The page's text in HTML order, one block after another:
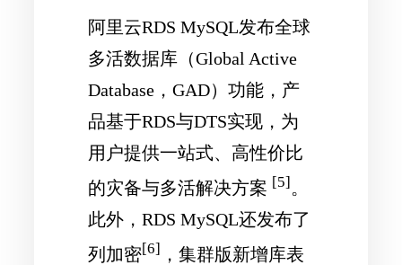
阿里云RDS MySQL发布全球
多活数据库（Global Active
Database，GAD）功能，产
品基于RDS与DTS实现，为
用户提供一站式、高性价比
的灾备与多活解决方案 [5]。
此外，RDS MySQL还发布了
列加密[6] ，集群版新增库表